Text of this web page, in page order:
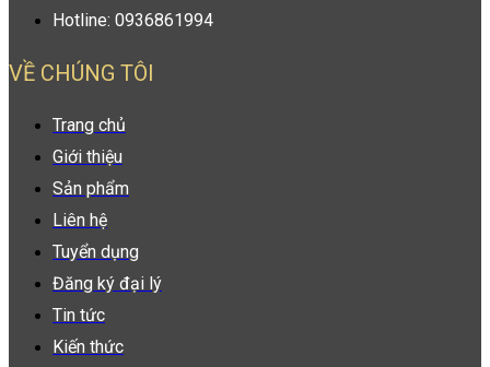
Hotline: 0936861994
VỀ CHÚNG TÔI
Trang chủ
Giới thiệu
Sản phẩm
Liên hệ
Tuyển dụng
Đăng ký đại lý
Tin tức
Kiến thức